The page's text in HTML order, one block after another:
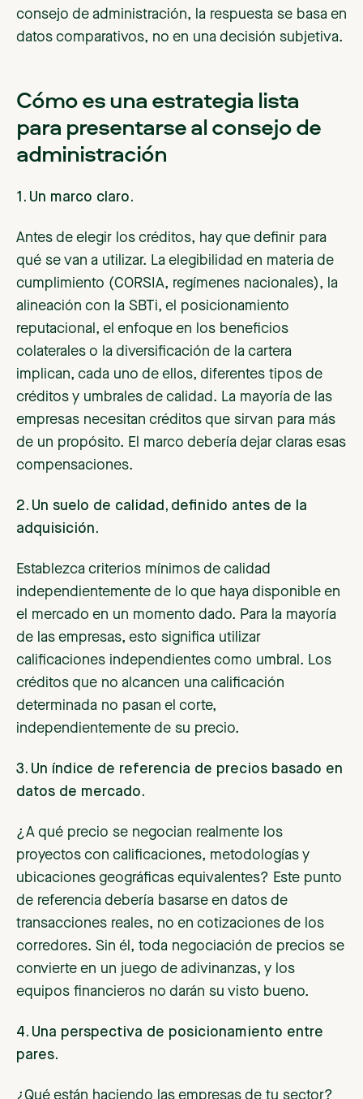
consejo de administración, la respuesta se basa en
datos comparativos, no en una decisión subjetiva.
Cómo es una estrategia lista
para presentarse al consejo de
administración
1. Un marco claro.
Antes de elegir los créditos, hay que definir para
qué se van a utilizar. La elegibilidad en materia de
cumplimiento (CORSIA, regímenes nacionales), la
alineación con la SBTi, el posicionamiento
reputacional, el enfoque en los beneficios
colaterales o la diversificación de la cartera
implican, cada uno de ellos, diferentes tipos de
créditos y umbrales de calidad. La mayoría de las
empresas necesitan créditos que sirvan para más
de un propósito. El marco debería dejar claras esas
compensaciones.
2. Un suelo de calidad, definido antes de la
adquisición.
Establezca criterios mínimos de calidad
independientemente de lo que haya disponible en
el mercado en un momento dado. Para la mayoría
de las empresas, esto significa utilizar
calificaciones independientes como umbral. Los
créditos que no alcancen una calificación
determinada no pasan el corte,
independientemente de su precio.
3. Un índice de referencia de precios basado en
datos de mercado.
¿A qué precio se negocian realmente los
proyectos con calificaciones, metodologías y
ubicaciones geográficas equivalentes? Este punto
de referencia debería basarse en datos de
transacciones reales, no en cotizaciones de los
corredores. Sin él, toda negociación de precios se
convierte en un juego de adivinanzas, y los
equipos financieros no darán su visto bueno.
4. Una perspectiva de posicionamiento entre
pares.
¿Qué están haciendo las empresas de tu sector?